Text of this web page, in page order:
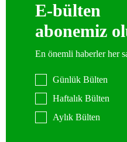
E-bülten
abonemiz
En önemli haberler her
Günlük Bülten
Haftalık Bülten
Aylık Bülten